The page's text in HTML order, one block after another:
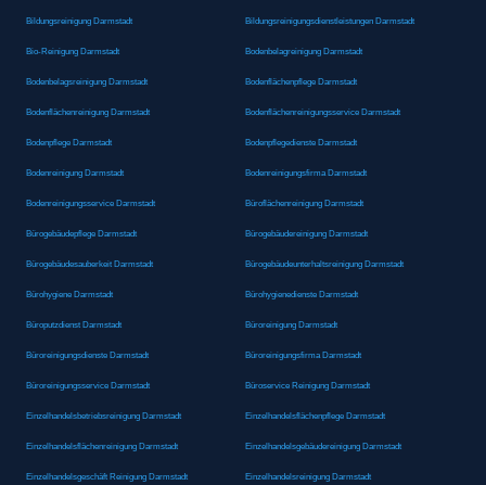
Bildungsreinigung Darmstadt Bildungsreinigungsdienstleistungen Darmstadt
Bio-Reinigung Darmstadt Bodenbelagreinigung Darmstadt
Bodenbelagsreinigung Darmstadt Bodenflächenpflege Darmstadt
Bodenflächenreinigung Darmstadt Bodenflächenreinigungsservice Darmstadt
Bodenpflege Darmstadt Bodenpflegedienste Darmstadt
Bodenreinigung Darmstadt Bodenreinigungsfirma Darmstadt
Bodenreinigungsservice Darmstadt Büroflächenreinigung Darmstadt
Bürogebäudepflege Darmstadt Bürogebäudereinigung Darmstadt
Bürogebäudesauberkeit Darmstadt Bürogebäudeunterhaltsreinigung Darmstadt
Bürohygiene Darmstadt Bürohygienedienste Darmstadt
Büroputzdienst Darmstadt Büroreinigung Darmstadt
Büroreinigungsdienste Darmstadt Büroreinigungsfirma Darmstadt
Büroreinigungsservice Darmstadt Büroservice Reinigung Darmstadt
Einzelhandelsbetriebsreinigung Darmstadt Einzelhandelsflächenpflege Darmstadt
Einzelhandelsflächenreinigung Darmstadt Einzelhandelsgebäudereinigung Darmstadt
Einzelhandelsgeschäft Reinigung Darmstadt Einzelhandelsreinigung Darmstadt